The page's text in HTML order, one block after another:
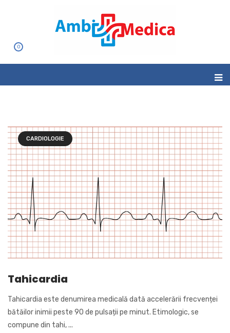
0
CARDIOLOGIE
Tahicardia
Tahicardia este denumirea medicală dată accelerării frecvenței
bătăilor inimii peste 90 de pulsații pe minut. Etimologic, se
compune din tahi, ...